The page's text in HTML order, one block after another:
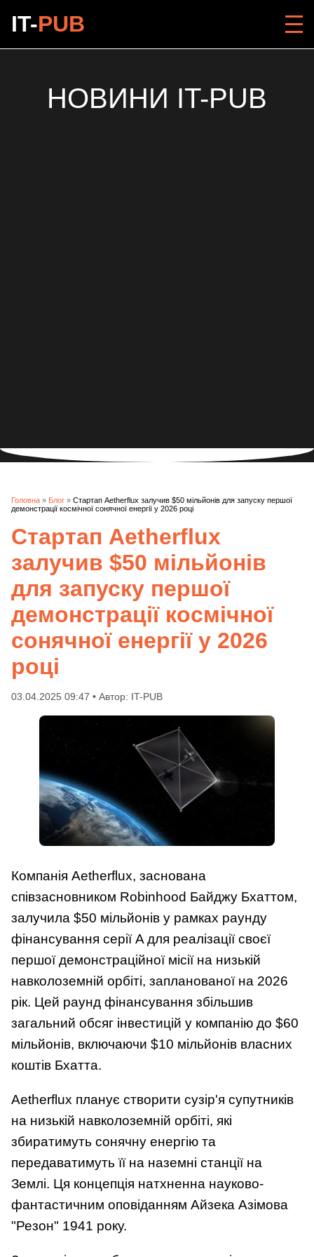
IT-PUB
НОВИНИ IT-PUB
Головна » Блог » Стартап Aetherflux залучив $50 мільйонів для запуску першої
демонстрації космічної сонячної енергії у 2026 році
Стартап Aetherflux
залучив $50 мільйонів
для запуску першої
демонстрації космічної
сонячної енергії у 2026
році
03.04.2025 09:47 • Автор: IT-PUB
Компанія Aetherflux, заснована
співзасновником Robinhood Байджу Бхаттом,
залучила $50 мільйонів у рамках раунду
фінансування серії A для реалізації своєї
першої демонстраційної місії на низькій
навколоземній орбіті, запланованої на 2026
рік. Цей раунд фінансування збільшив
загальний обсяг інвестицій у компанію до $60
мільйонів, включаючи $10 мільйонів власних
коштів Бхатта.
Aetherflux планує створити сузір'я супутників
на низькій навколоземній орбіті, які
збиратимуть сонячну енергію та
передаватимуть її на наземні станції на
Землі. Ця концепція натхненна науково-
фантастичним оповіданням Айзека Азімова
"Резон" 1941 року.